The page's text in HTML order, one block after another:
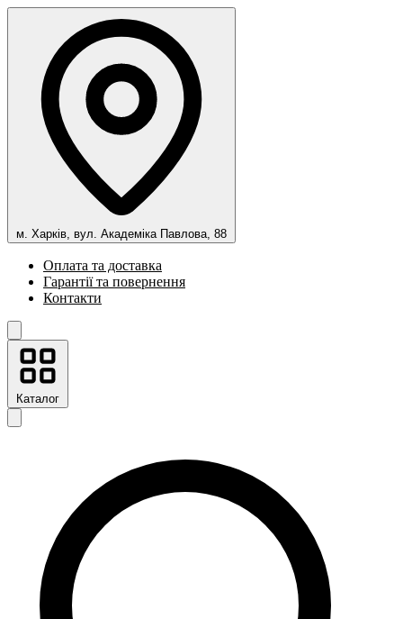
м. Харків, вул. Академіка Павлова, 88
Оплата та доставка
Гарантії та повернення
Контакти
Каталог